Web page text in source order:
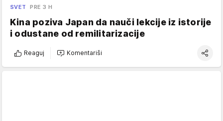
SVET PRE 3 H
Kina poziva Japan da nauči lekcije iz istorije
i odustane od remilitarizacije
Reaguj Komentariši